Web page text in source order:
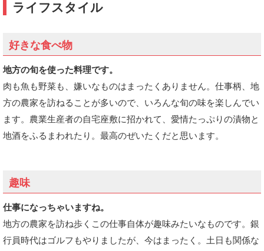
ライフスタイル
好きな食べ物
地方の旬を使った料理です。
肉も魚も野菜も、嫌いなものはまったくありません。仕事柄、地
方の農家を訪ねることが多いので、いろんな旬の味を楽しんでい
ます。農業生産者の自宅座敷に招かれて、愛情たっぷりの漬物と
地酒をふるまわれたり。最高のぜいたくだと思います。
趣味
仕事になっちゃいますね。
地方の農家を訪ね歩くこの仕事自体が趣味みたいなものです。銀
行員時代はゴルフもやりましたが、今はまったく。土日も関係な